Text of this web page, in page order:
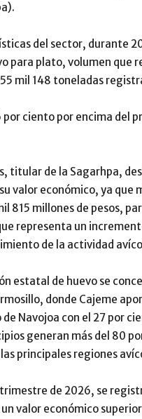
del sector, durante
para plato, volumen que
mil 148 toneladas
por ciento por encima del
titular de la Sagarhpa,
valor económico, ya que
815 millones de pesos,
representa un
de la actividad
estatal de huevo se
donde Cajeme
Navojoa con el 27 por
generan más del 80
principales regiones
de 2026, se
valor económico